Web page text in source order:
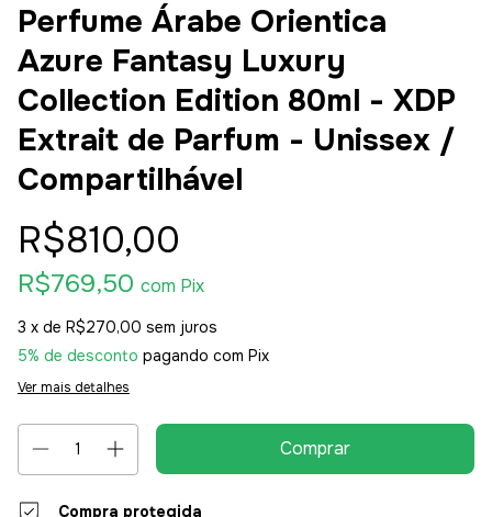
Perfume Árabe Orientica
Azure Fantasy Luxury
Collection Edition 80ml - XDP
Extrait de Parfum - Unissex /
Compartilhável
R$810,00
R$769,50 com Pix
3 x de R$270,00 sem juros
5% de desconto pagando com Pix
Ver mais detalhes
Compra protegida